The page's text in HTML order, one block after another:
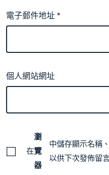
電子郵件地址*
個人網站網址
在
瀏
覽
器
中儲存顯示名稱
以供下次發佈留